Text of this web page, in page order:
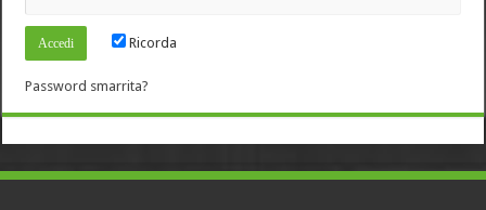
Ricorda
Password smarrita?